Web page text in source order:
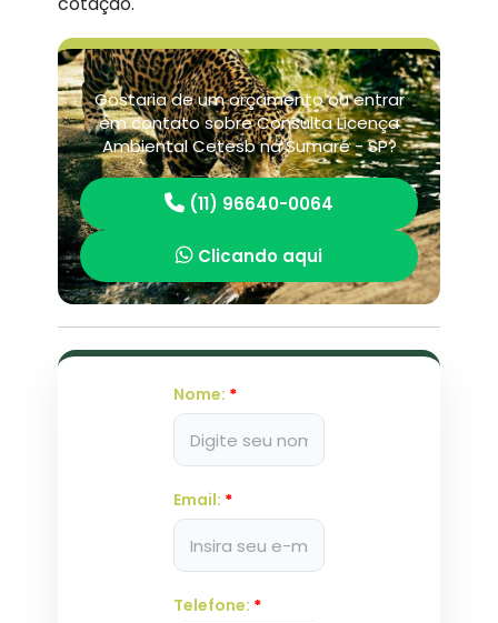
Gostaria de um orçamento ou entrar
em contato sobre Consulta Licença
Ambiental Cetesb na Sumaré - SP?
(11) 96640-0064
Clicando aqui
Nome: *
Email: *
Telefone: *